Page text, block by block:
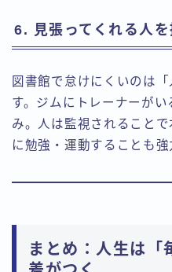
6. 見張ってくれる人を
図書館で怠けにくいのは
す。ジムにトレーナーが
み。人は監視されること
に勉強・運動することも強
まとめ：人生は「